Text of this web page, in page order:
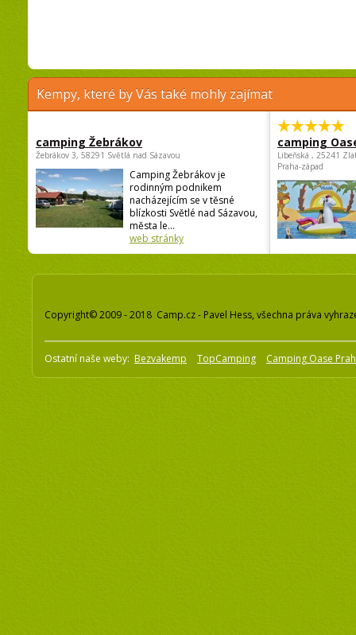
Kempy, které by Vás také mohly zajímat
camping Žebrákov
Žebrákov 3, 58291 Světlá nad Sázavou
Camping Žebrákov je
rodinným podnikem
nacházejícím se v těsné
blízkosti Světlé nad Sázavou,
města le...
web stránky
camping
Libeňská , 25241
Praha-západ
Copyright© 2009 - 2018 Camp.cz - Pavel Hess, všechna práva
Ostatní naše weby: Bezvakemp TopCamping Camping Oase